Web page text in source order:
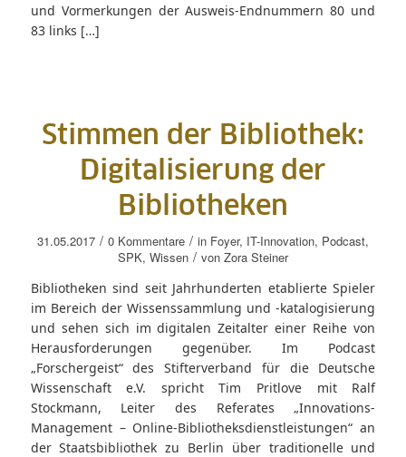
und Vormerkungen der Ausweis-Endnummern 80 und
83 links […]
Stimmen der Bibliothek:
Digitalisierung der
Bibliotheken
31.05.2017 / 0 Kommentare / in Foyer, IT-Innovation, Podcast,
SPK, Wissen / von Zora Steiner
Bibliotheken sind seit Jahrhunderten etablierte Spieler
im Bereich der Wissenssammlung und -katalogisierung
und sehen sich im digitalen Zeitalter einer Reihe von
Herausforderungen gegenüber. Im Podcast
„Forschergeist“ des Stifterverband für die Deutsche
Wissenschaft e.V. spricht Tim Pritlove mit Ralf
Stockmann, Leiter des Referates „Innovations-
Management – Online-Bibliotheksdienstleistungen“ an
der Staatsbibliothek zu Berlin über traditionelle und